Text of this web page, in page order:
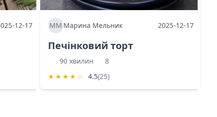
12-17 МММарина Мельник 2025-12-17
Печінковий торт
90 хвилин
8
★ ★ ★ ★ ☆ 4.5(25)